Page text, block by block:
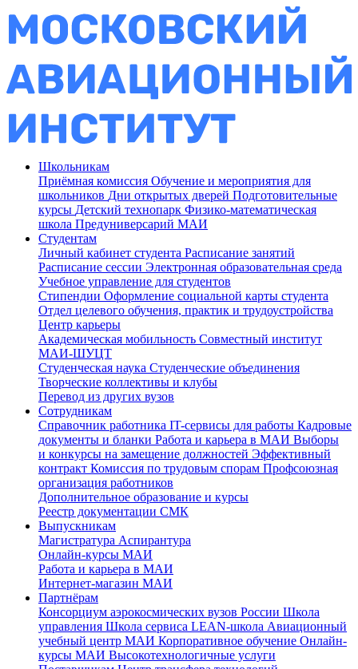
Школьникам
Приёмная комиссия Обучение и мероприятия для
школьников Дни открытых дверей Подготовительные
курсы Детский технопарк Физико-математическая
школа Предуниверсарий МАИ
Студентам
Личный кабинет студента Расписание занятий
Расписание сессии Электронная образовательная среда
Учебное управление для студентов
Стипендии Оформление социальной карты студента
Отдел целевого обучения, практик и трудоустройства
Центр карьеры
Академическая мобильность Совместный институт
МАИ-ШУЦТ
Студенческая наука Студенческие объединения
Творческие коллективы и клубы
Перевод из других вузов
Сотрудникам
Cправочник работника IT-сервисы для работы Кадровые
документы и бланки Работа и карьера в МАИ Выборы
и конкурсы на замещение должностей Эффективный
контракт Комиссия по трудовым спорам Профсоюзная
организация работников
Дополнительное образование и курсы
Реестр документации СМК
Выпускникам
Магистратура Аспирантура
Онлайн-курсы МАИ
Работа и карьера в МАИ
Интернет-магазин МАИ
Партнёрам
Консорциум аэрокосмических вузов России Школа
управления Школа сервиса LEAN-школа Авиационный
учебный центр МАИ Корпоративное обучение Онлайн-
курсы МАИ Высокотехнологичные услуги